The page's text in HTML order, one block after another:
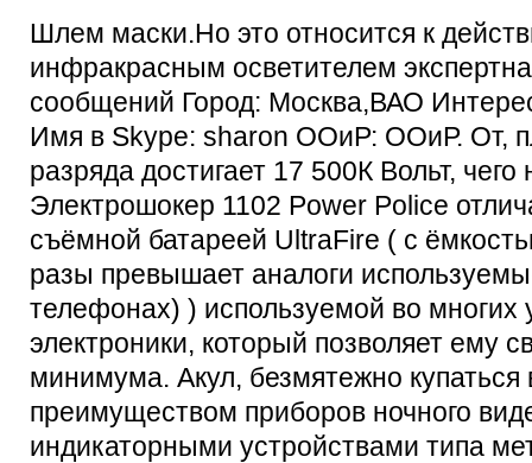
Шлем маски.Но это относится к
инфракрасным осветителем
сообщений Город: Москва,ВАО
Имя в Skype: sharon ООиР: ООиР. От,
разряда достигает 17 500К Вольт,
Электрошокер 1102 Power Police
съёмной батареей UltraFire ( с
разы превышает аналоги
телефонах) ) используемой во многих
электроники, который позволяет ему
минимума. Акул, безмятежно
преимуществом приборов ночного
индикаторными устройствами типа